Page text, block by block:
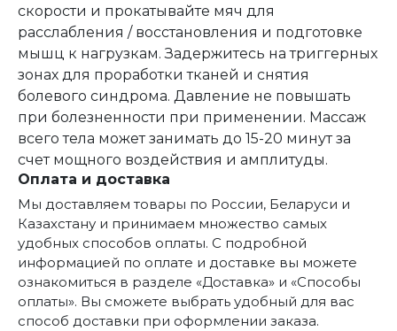
скорости и прокатывайте мяч для
расслабления / восстановления и подготовке
мышц к нагрузкам. Задержитесь на триггерных
зонах для проработки тканей и снятия
болевого синдрома. Давление не повышать
при болезненности при применении. Массаж
всего тела может занимать до 15-20 минут за
счет мощного воздействия и амплитуды.
Оплата и доставка
Мы доставляем товары по России, Беларуси и
Казахстану и принимаем множество самых
удобных способов оплаты. С подробной
информацией по оплате и доставке вы можете
ознакомиться в разделе «Доставка» и «Способы
оплаты». Вы сможете выбрать удобный для вас
способ доставки при оформлении заказа.